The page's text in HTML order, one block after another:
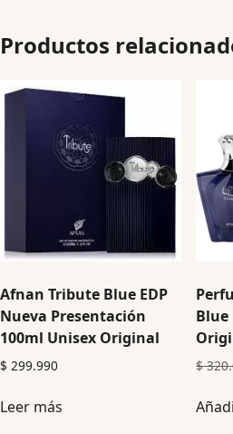
Productos
Afnan Tribute Blue EDP
Nueva Presentación
100ml Unisex Original
$ 299.990
Leer más
Blue
$